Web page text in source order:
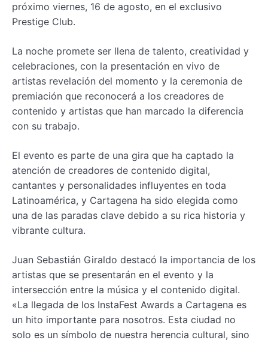
próximo viernes, 16 de agosto, en el exclusivo
Prestige Club.
La noche promete ser llena de talento, creatividad y
celebraciones, con la presentación en vivo de
artistas revelación del momento y la ceremonia de
premiación que reconocerá a los creadores de
contenido y artistas que han marcado la diferencia
con su trabajo.
El evento es parte de una gira que ha captado la
atención de creadores de contenido digital,
cantantes y personalidades influyentes en toda
Latinoamérica, y Cartagena ha sido elegida como
una de las paradas clave debido a su rica historia y
vibrante cultura.
Juan Sebastián Giraldo destacó la importancia de los
artistas que se presentarán en el evento y la
intersección entre la música y el contenido digital.
«La llegada de los InstaFest Awards a Cartagena es
un hito importante para nosotros. Esta ciudad no
solo es un símbolo de nuestra herencia cultural, sino